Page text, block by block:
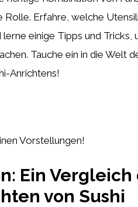
Erfahre, welche
einige Tipps und Tricks,
Tauche ein in die Welt
Anrichtens!
Vorstellungen!
Ein Vergleich
von Sushi